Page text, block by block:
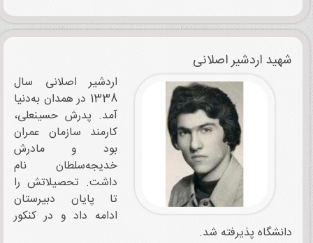
شهید اردشیر اصلانی
اردشیر اصلانی سال
1338 در همدان به‌دنیا
آمد. پدرش حسینعلی،
کارمند سازمان عمران
بود و مادرش
خدیجه‌سلطان نام
داشت. تحصیلاتش را
تا پایان دبیرستان
ادامه داد و در کنکور
دانشگاه پذیرفته شد.